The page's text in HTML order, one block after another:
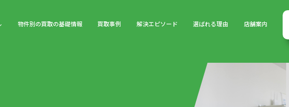
物件別の買取の基礎情報 買取事例 解決エピソード 選ばれる理由 店舗案内